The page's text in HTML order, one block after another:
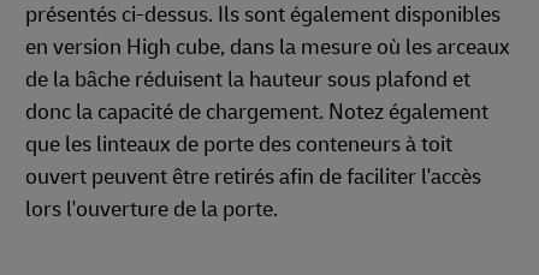
présentés ci-dessus. Ils sont également disponibles
en version High cube, dans la mesure où les arceaux
de la bâche réduisent la hauteur sous plafond et
donc la capacité de chargement. Notez également
que les linteaux de porte des conteneurs à toit
ouvert peuvent être retirés afin de faciliter l'accès
lors l'ouverture de la porte.